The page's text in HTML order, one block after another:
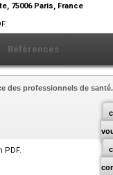
75006 Paris, France
Références
des professionnels de santé.
PDF.